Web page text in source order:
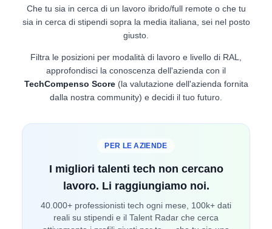
Che tu sia in cerca di un lavoro ibrido/full remote o che tu
sia in cerca di stipendi sopra la media italiana, sei nel posto
giusto.
Filtra le posizioni per modalità di lavoro e livello di RAL,
approfondisci la conoscenza dell'azienda con il
TechCompenso Score(la valutazione dell'azienda fornita
dalla nostra community) e decidi il tuo futuro.
PER LE AZIENDE
I migliori talenti tech non cercano
lavoro. Li raggiungiamo noi.
40.000+ professionisti tech ogni mese, 100k+ dati
reali su stipendi e il Talent Radar che cerca